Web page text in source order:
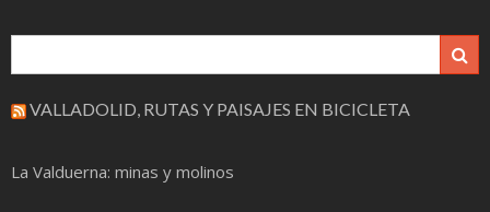
VALLADOLID, RUTAS Y PAISAJES EN BICICLETA
La Valduerna: minas y molinos